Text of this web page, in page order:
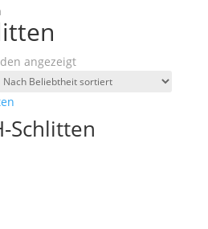
angezeigtNach
Beliebtheit
Schlitten